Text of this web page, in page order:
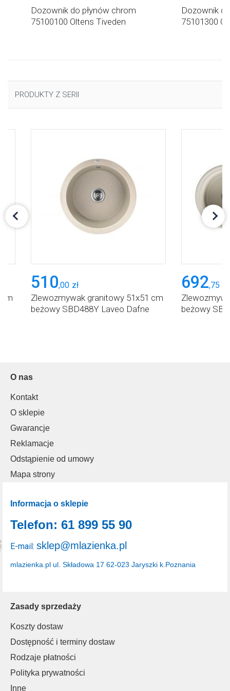
Dozownik do płynów chrom
75100100 Oltens Tiveden
Dozownik
75101300
PRODUKTY Z SERII
510,00 zł
Zlewozmywak granitowy 51x51 cm
beżowy SBD488Y Laveo Dafne
692,75
beżowy
O nas
Kontakt
O sklepie
Gwarancje
Reklamacje
Odstąpienie od umowy
Mapa strony
Zasady sprzedaży
Koszty dostaw
Dostępność i terminy dostaw
Rodzaje płatności
Polityka prywatności
Inne
Informacja o sklepie
mlazienka.pl ul. Składowa 17 62-023 Jaryszki k.Poznania
Telefon: 61 899 55 90
E-mail: sklep@mlazienka.pl